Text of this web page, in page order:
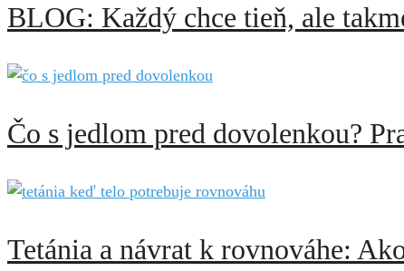
BLOG: Každý chce tieň, ale
Čo s jedlom pred dovolenkou?
Tetánia a návrat k rovnováhe: